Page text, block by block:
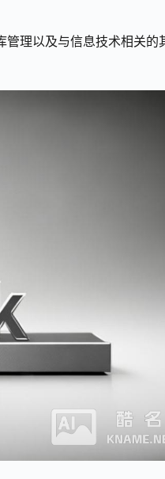
管理以及与信息技术相关的